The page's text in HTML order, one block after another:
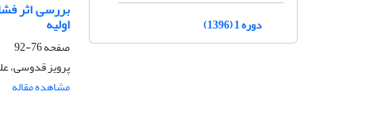
بررسی اثر
اولیه
صفحه76-92
پرویز قدوسی،
مشاهده مقاله
دوره 1 (1396)